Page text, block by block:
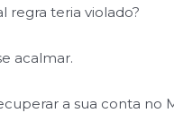
regra teria violado?
acalmar.
a sua conta no